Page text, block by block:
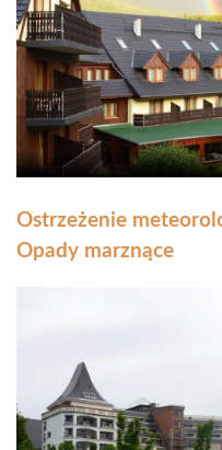
Ostrzeżenie
Opady marznące